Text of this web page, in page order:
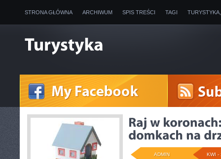
STRONA GŁÓWNA ARCHIWUM SPIS TREŚCI TAGI
KWI -
ADMIN